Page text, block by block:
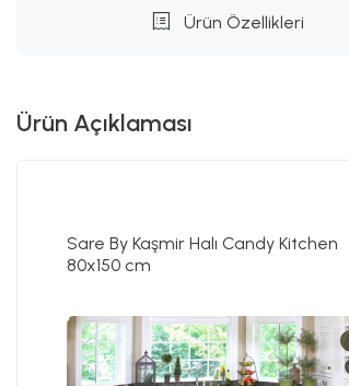
Ürün Özellikleri
Ürün Açıklaması
Sare By Kaşmir Halı Candy Kitchen
80x150 cm